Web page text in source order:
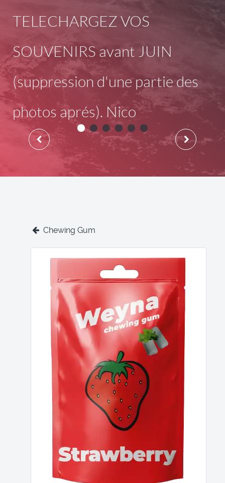
TELECHARGEZ VOS
SOUVENIRS avant JUIN
(suppression d'une partie des
photos aprés). Nico
Chewing Gum